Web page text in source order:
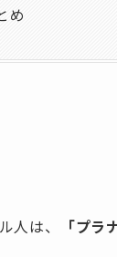
め
人は、 「プ